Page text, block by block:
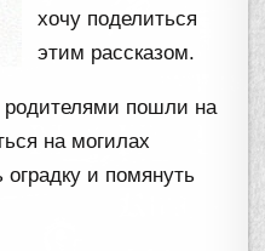
хочу поделиться
этим рассказом.
родителями пошли на
на могилах
оградку и помянуть